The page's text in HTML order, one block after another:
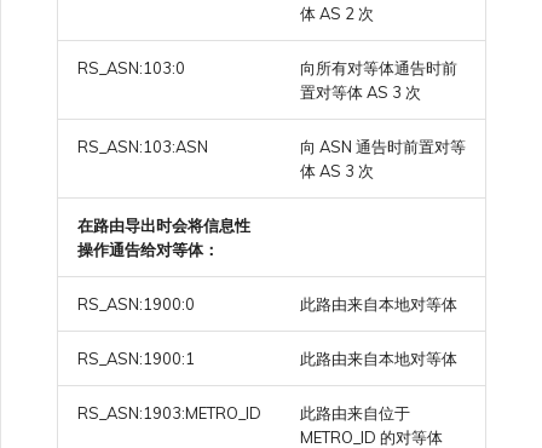
体 AS 2 次
RS_ASN:103:0
向所有对等体通告时前
置对等体 AS 3 次
RS_ASN:103:ASN
向 ASN 通告时前置对等
体 AS 3 次
在路由导出时会将信息性
操作通告给对等体：
RS_ASN:1900:0 此路由来自本地对等体
RS_ASN:1900:1 此路由来自本地对等体
RS_ASN:1903:METRO_ID
此路由来自位于
METRO_ID 的对等体